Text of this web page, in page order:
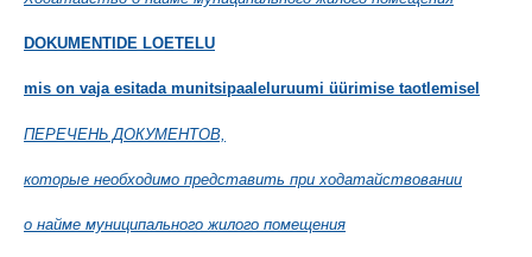
DOKUMENTIDE LOETELU
mis on vaja esitada munitsipaaleluruumi üürimise taotlemisel
ПЕРЕЧЕНЬ ДОКУМЕНТОВ,
которые необходимо представить при ходатайствовании
о найме муниципального жилого помещения